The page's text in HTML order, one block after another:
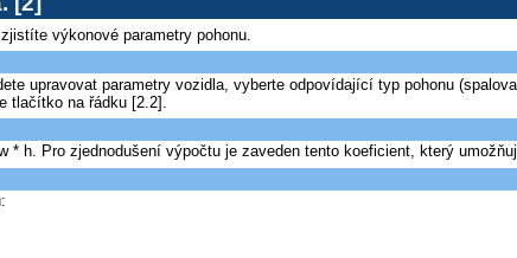
výkonové parametry pohonu.
upravovat parametry vozidla, vyberte odpovídající typ pohonu
tlačítko na řádku [2.2].
* h. Pro zjednodušení výpočtu je zaveden tento koeficient, který